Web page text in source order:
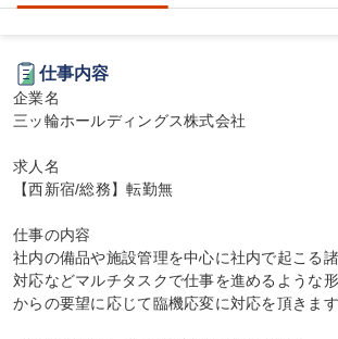
仕事内容
企業名
三ッ輪ホールディングス株式会社
求人名
【西新宿/総務】転勤無
仕事の内容
社内の備品や施設管理を中心に社内で起こる
対応などマルチタスクで仕事を進めるような
からの要望に応じて臨機応変に対応を頂きます